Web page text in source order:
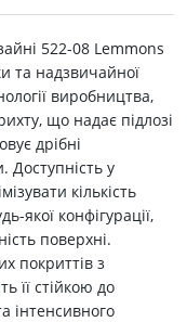
522-08 Lemmons
та надзвичайної
виробництва,
що надає підлозі
дрібні
Доступність у
кількість
якої конфігурації,
поверхні.
покриттів з
її стійкою до
інтенсивного